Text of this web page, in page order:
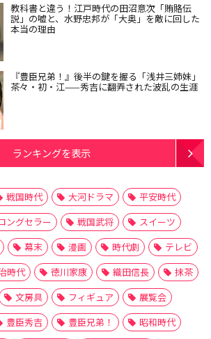
教科書と違う！江戸時代の田沼意次「賄賂伝
説」の嘘と、水野忠邦が「大奥」を敵に回した
本当の理由
『豊臣兄弟！』後半の鍵を握る「浅井三姉妹」
茶々・初・江——秀吉に翻弄された波乱の生涯
ランキングを表示
戦国時代 大河ドラマ
平安時代
ングセラー 戦国武将
スイーツ
幕末 漫画 時代劇
テレビ
時代 徳川家康 織田信長
抹茶
文房具 フィギュア
展覧会
豊臣秀吉 豊臣兄弟！
昭和時代